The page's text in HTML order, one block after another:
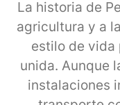
La historia de
agricultura y a
estilo de vida
unida. Aunque
instalaciones